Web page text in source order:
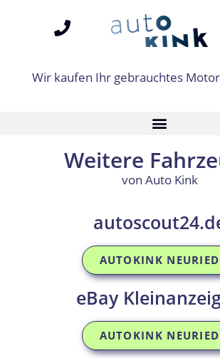
Wir kaufen Ihr gebrauchtes
Weitere
von Auto Kink
AUTOKINK NEURIED
eBay
AUTOKINK NEURIED